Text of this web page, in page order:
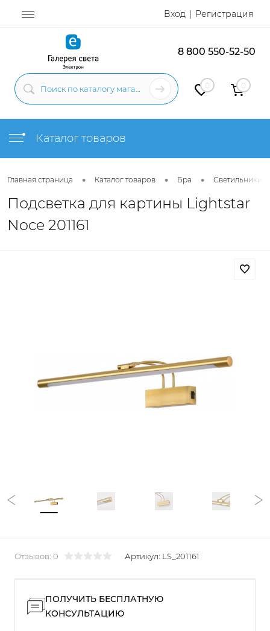
Вход Регистрация
8 800 550-52-50
0 0
Каталог товаров
Главная страница • Каталог товаров • Бра • Светильники
Подсветка для картины Lightstar
Noce 201161
Отзывов: 0 Артикул: LS_201161
ПОЛУЧИТЬ БЕСПЛАТНУЮ
КОНСУЛЬТАЦИЮ